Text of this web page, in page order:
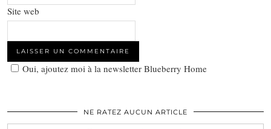
Site web
Oui, ajoutez moi à la newsletter Blueberry Home
NE RATEZ AUCUN ARTICLE